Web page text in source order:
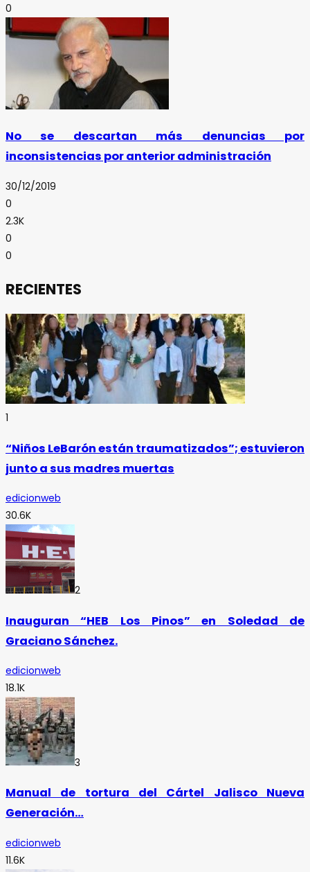
0
No se descartan más denuncias por
inconsistencias por anterior administración
30/12/2019
0
2.3K
0
0
RECIENTES
1
“Niños LeBarón están traumatizados”; estuvieron
junto a sus madres muertas
edicionweb
30.6K
2
Inauguran “HEB Los Pinos” en Soledad de
Graciano Sánchez.
edicionweb
18.1K
3
Manual de tortura del Cártel Jalisco Nueva
Generación…
edicionweb
11.6K